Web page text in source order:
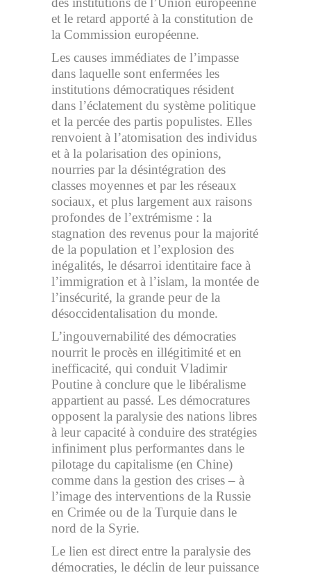
et le retard apporté à la constitution de
la Commission européenne.
Les causes immédiates de l’impasse
dans laquelle sont enfermées les
institutions démocratiques résident
dans l’éclatement du système politique
et la percée des partis populistes. Elles
renvoient à l’atomisation des individus
et à la polarisation des opinions,
nourries par la désintégration des
classes moyennes et par les réseaux
sociaux, et plus largement aux raisons
profondes de l’extrémisme : la
stagnation des revenus pour la majorité
de la population et l’explosion des
inégalités, le désarroi identitaire face à
l’immigration et à l’islam, la montée de
l’insécurité, la grande peur de la
désoccidentalisation du monde.
L’ingouvernabilité des démocraties
nourrit le procès en illégitimité et en
inefficacité, qui conduit Vladimir
Poutine à conclure que le libéralisme
appartient au passé. Les démocratures
opposent la paralysie des nations libres
à leur capacité à conduire des stratégies
infiniment plus performantes dans le
pilotage du capitalisme (en Chine)
comme dans la gestion des crises – à
l’image des interventions de la Russie
en Crimée ou de la Turquie dans le
nord de la Syrie.
Le lien est direct entre la paralysie des
démocraties, le déclin de leur puissance